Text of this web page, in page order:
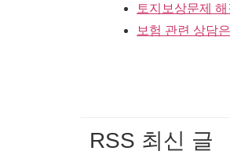
토지보상문제
보험 관련 상담
RSS 최신 글